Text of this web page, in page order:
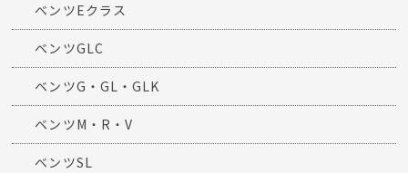
ベンツEクラス
ベンツGLC
ベンツG・GL・GLK
ベンツM・R・V
ベンツSL